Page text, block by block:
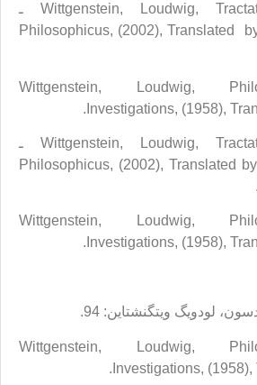
([13]) Wittgenstein, Loudwig, Tractatus Logico ـ
Philosophicus, (2002), Translated
([14]) Wittgenstein, Loudwig,
Investigations, (1958),
([15]) Wittgenstein, Loudwig, Tractatus Logico ـ
Philosophicus, (2002), Translated
([16]) Wittgenstein, Loudwig,
Investigations, (1958),
([19]) Wittgenstein, Loudwig,
Investigations,